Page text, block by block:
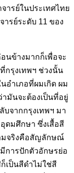
ารย์ในประเทศไทย
ารย์ระดับ 11 ของ
นข้างมากก็เพื่อจะ
กรุงเทพฯ ช่วงนั้น
อำเภอที่ผมเกิด ผม
ามันจะต้องเป็นที่อยู่
บจากกรุงเทพฯ มา
อุดมศึกษา ซึ่งเสื้อสี
จริงคือสัญลักษณ์
การปักตัวอักษรย่อ
เป็นสีดำไม่ใช่สี